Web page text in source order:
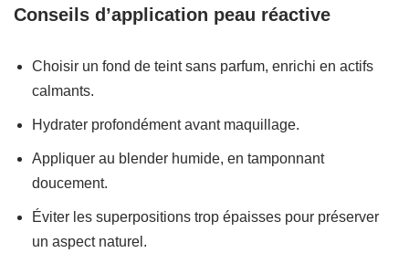
Conseils d’application peau réactive
Choisir un fond de teint sans parfum, enrichi en actifs
calmants.
Hydrater profondément avant maquillage.
Appliquer au blender humide, en tamponnant
doucement.
Éviter les superpositions trop épaisses pour préserver
un aspect naturel.